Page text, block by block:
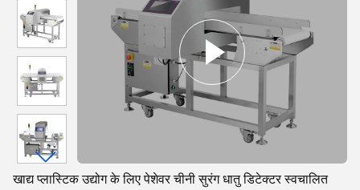
खाद्य प्लास्टिक उद्योग के लिए पेशेवर चीनी सुरंग धातु डिटेक्टर स्वचालित